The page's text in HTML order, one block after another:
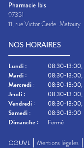
Pharmacie Ibis
97351
11, rue Victor Ceide Matoury
NOS HORAIRES
Lundi :
08:30-
Mardi :
08:30-
Mercredi :
08:30-
Jeudi :
08:30-
Vendredi :
08:30-
Samedi :
08:30-13:00
Dimanche : Fermé
CGUVL Mentions légales